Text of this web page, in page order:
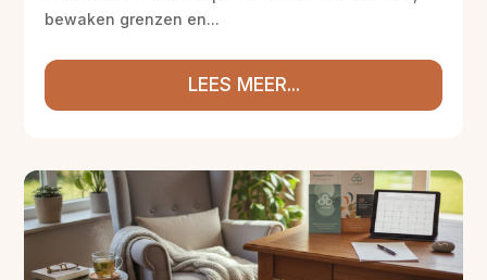
bewaken grenzen en...
LEES MEER...